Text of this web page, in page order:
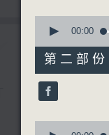
seconds
16
minutes,
30
seconds
90%
00:00
第二部